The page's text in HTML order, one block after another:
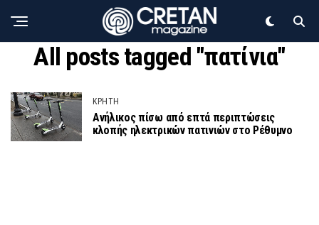
All posts tagged "πατίνια"
ΚΡΗΤΗ
Ανήλικος πίσω από επτά περιπτώσεις
κλοπής ηλεκτρικών πατινιών στο Ρέθυμνο